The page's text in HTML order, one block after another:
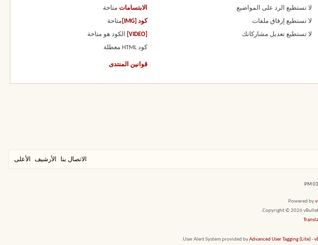
لا تستطيع الرد على المواضيع
لا تستطيع إرفاق ملفات
لا تستطيع تعديل مشاركاتك
الابتسامات متاحة
كود [IMG] متاحة
الكود هو متاحة
كود HTML معطلة
قوانين المنتدى
الاتصال بنا الأرشيف الأعلى
Powered by
Copyright © 2026
User Alert System provided byAdvanced User Tagging (Lite)-